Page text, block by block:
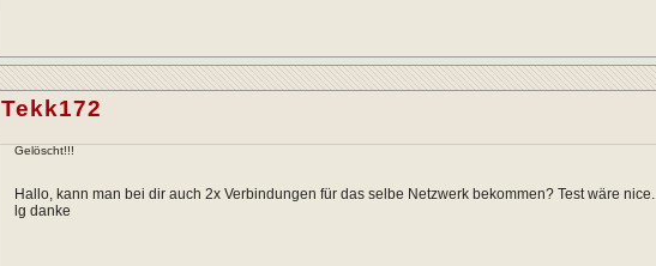
Tekk172
Gelöscht!!!
Hallo, kann man bei dir auch 2x Verbindungen für das selbe Netzwerk bekommen? Test wäre nice.
lg danke